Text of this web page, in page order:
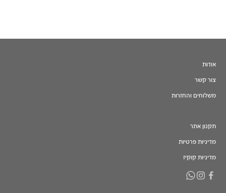
אודות
צור קשר
משלוחים והחזרות
תקנון אתר
מדיניות פרטיות
מדיניות קוקיז